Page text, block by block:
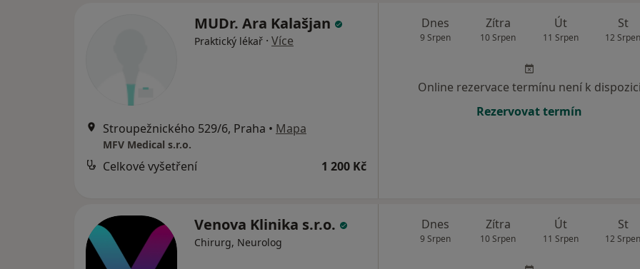
MUDr. Ara Kalašjan
Praktický lékař · Více
Stroupežnického 529/6, Praha • Mapa
MFV Medical s.r.o.
Celkové vyšetření 1 200 Kč
Dnes
9 Srpen
Zítra
10 Srpen
Út
11 Srpen
St
12 Srpen
Online rezervace termínu není k dispozici
Rezervovat termín
Venova Klinika s.r.o.
Chirurg, Neurolog
Dnes
9 Srpen
Zítra
10 Srpen
Út
11 Srpen
St
12 Srpen